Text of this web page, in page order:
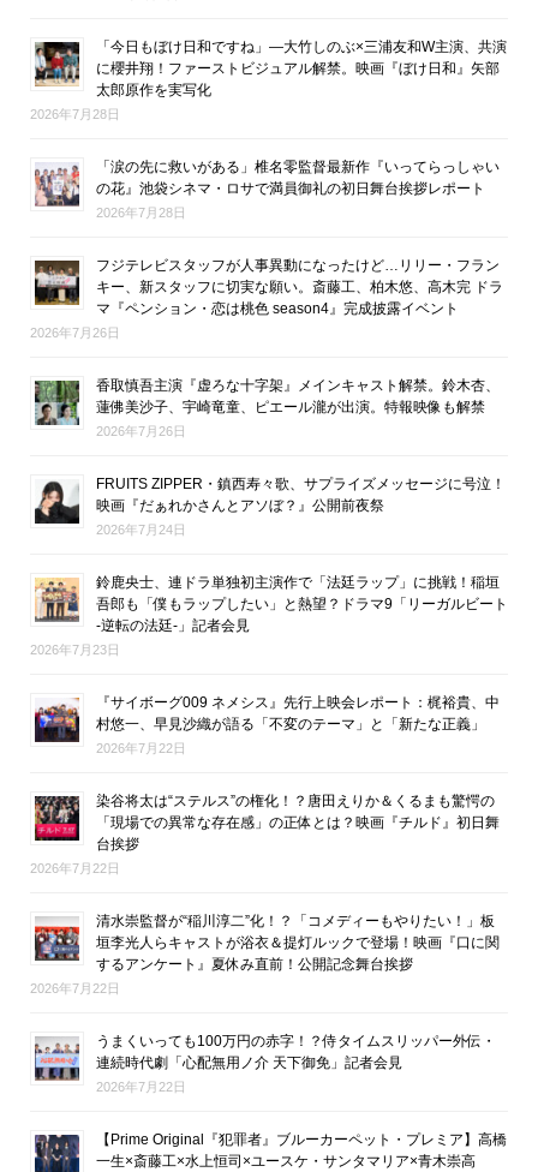
「今日もぼけ日和ですね」―大竹しのぶ×三浦友和W主演、共演
に櫻井翔！ファーストビジュアル解禁。映画『ぼけ日和』矢部
太郎原作を実写化
2026年7月28日
「涙の先に救いがある」椎名零監督最新作『いってらっしゃい
の花』池袋シネマ・ロサで満員御礼の初日舞台挨拶レポート
2026年7月28日
フジテレビスタッフが人事異動になったけど…リリー・フラン
キー、新スタッフに切実な願い。斎藤工、柏木悠、高木完 ドラ
マ『ペンション・恋は桃色 season4』完成披露イベント
2026年7月26日
香取慎吾主演『虚ろな十字架』メインキャスト解禁。鈴木杏、
蓮佛美沙子、宇崎竜童、ピエール瀧が出演。特報映像も解禁
2026年7月26日
FRUITS ZIPPER・鎮西寿々歌、サプライズメッセージに号泣！
映画『だぁれかさんとアソぼ？』公開前夜祭
2026年7月24日
鈴鹿央士、連ドラ単独初主演作で「法廷ラップ」に挑戦！稲垣
吾郎も「僕もラップしたい」と熱望？ドラマ9「リーガルビート
-逆転の法廷-」記者会見
2026年7月23日
『サイボーグ009 ネメシス』先行上映会レポート：梶裕貴、中
村悠一、早見沙織が語る「不変のテーマ」と「新たな正義」
2026年7月22日
染谷将太は“ステルス”の権化！？唐田えりか＆くるまも驚愕の
「現場での異常な存在感」の正体とは？映画『チルド』初日舞
台挨拶
2026年7月22日
清水崇監督が“稲川淳二”化！？「コメディーもやりたい！」板
垣李光人らキャストが浴衣＆提灯ルックで登場！映画『口に関
するアンケート』夏休み直前！公開記念舞台挨拶
2026年7月22日
うまくいっても100万円の赤字！？侍タイムスリッパー外伝・
連続時代劇「心配無用ノ介 天下御免」記者会見
2026年7月22日
【Prime Original『犯罪者』ブルーカーペット・プレミア】高橋
一生×斎藤工×水上恒司×ユースケ・サンタマリア×青木崇高